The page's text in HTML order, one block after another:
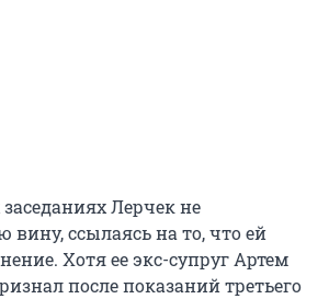
Лерчек не
вину, ссылаясь на то, что ей
Хотя ее экс-супруг Артем
после показаний третьего